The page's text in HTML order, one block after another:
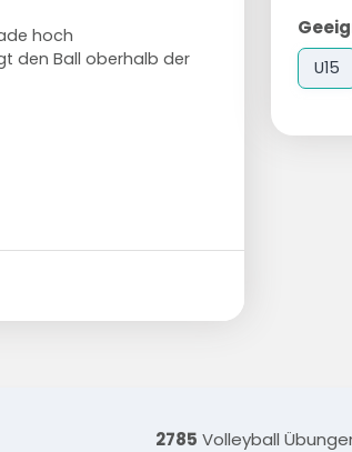
hoch
den Ball oberhalb der
U15
2785 Volleyball